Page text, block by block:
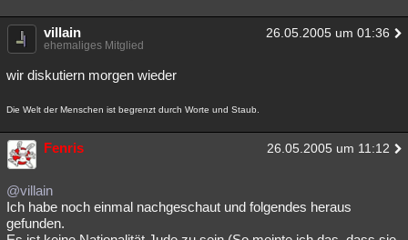
villain 26.05.2005 um 01:36
ehemaliges Mitglied
wir diskutiern morgen wieder
Die Welt der Menschen ist begrenzt durch Worte und Staub.
Fenris 26.05.2005 um 11:12
@villain
Ich habe noch einmal nachgeschaut und folgendes heraus
gefunden.